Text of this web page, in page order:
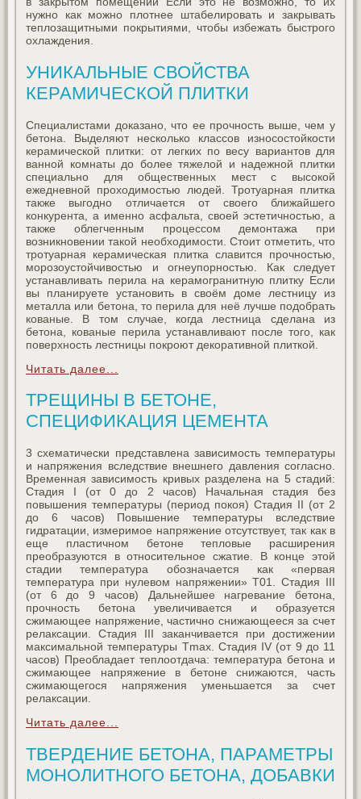
нужно как можно плотнее штабелировать и закрывать
теплозащитными покрытиями, чтобы избежать быстрого
охлаждения.
УНИКАЛЬНЫЕ СВОЙСТВА
КЕРАМИЧЕСКОЙ ПЛИТКИ
Специалистами доказано, что ее прочность выше, чем у
бетона. Выделяют несколько классов износостойкости
керамической плитки: от легких по весу вариантов для
ванной комнаты до более тяжелой и надежной плитки
специально для общественных мест с высокой
ежедневной проходимостью людей. Тротуарная плитка
также выгодно отличается от своего ближайшего
конкурента, а именно асфальта, своей эстетичностью, а
также облегченным процессом демонтажа при
возникновении такой необходимости. Стоит отметить, что
тротуарная керамическая плитка славится прочностью,
морозоустойчивостью и огнеупорностью. Как следует
устанавливать перила на керамогранитную плитку Если
вы планируете установить в своём доме лестницу из
металла или бетона, то перила для неё лучше подобрать
кованые. В том случае, когда лестница сделана из
бетона, кованые перила устанавливают после того, как
поверхность лестницы покроют декоративной плиткой.
Читать далее...
ТРЕЩИНЫ В БЕТОНЕ,
СПЕЦИФИКАЦИЯ ЦЕМЕНТА
3 схематически представлена зависимость температуры
и напряжения вследствие внешнего давления согласно.
Временная зависимость кривых разделена на 5 стадий:
Стадия I (от 0 до 2 часов) Начальная стадия без
повышения температуры (период покоя) Стадия II (от 2
до 6 часов) Повышение температуры вследствие
гидратации, измеримое напряжение отсутствует, так как в
еще пластичном бетоне тепловые расширения
преобразуются в относительное сжатие. В конце этой
стадии температура обозначается как «первая
температура при нулевом напряжении» T01. Стадия III
(от 6 до 9 часов) Дальнейшее нагревание бетона,
прочность бетона увеличивается и образуется
сжимающее напряжение, частично снижающееся за счет
релаксации. Стадия III заканчивается при достижении
максимальной температуры Tmax. Стадия IV (от 9 до 11
часов) Преобладает теплоотдача: температура бетона и
сжимающее напряжение в бетоне снижаются, часть
сжимающегося напряжения уменьшается за счет
релаксации.
Читать далее...
ТВЕРДЕНИЕ БЕТОНА, ПАРАМЕТРЫ
МОНОЛИТНОГО БЕТОНА, ДОБАВКИ